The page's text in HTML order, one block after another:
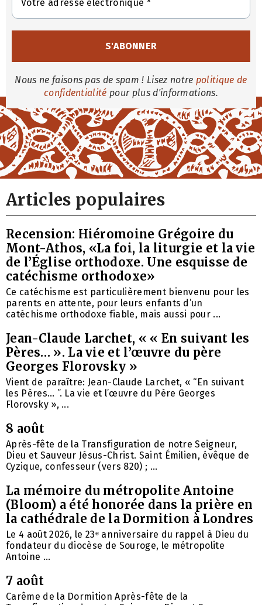
Nous ne faisons pas de spam ! Lisez notre politique de
confidentialité pour plus d'informations.
Articles populaires
Recension: Hiéromoine Grégoire du
Mont-Athos, «La foi, la liturgie et la vie
de l’Église orthodoxe. Une esquisse de
catéchisme orthodoxe»
Ce catéchisme est particulièrement bienvenu pour les
parents en attente, pour leurs enfants d’un
catéchisme orthodoxe fiable, mais aussi pour ...
Jean-Claude Larchet, « « En suivant les
Pères… ». La vie et l’œuvre du père
Georges Florovsky »
Vient de paraître: Jean-Claude Larchet, « “En suivant
les Pères… ”. La vie et l’œuvre du Père Georges
Florovsky », ...
8 août
Après-fête de la Transfiguration de notre Seigneur,
Dieu et Sauveur Jésus-Christ. Saint Émilien, évêque de
Cyzique, confesseur (vers 820) ; ...
La mémoire du métropolite Antoine
(Bloom) a été honorée dans la prière en
la cathédrale de la Dormition à Londres
Le 4 août 2026, le 23ᵉ anniversaire du rappel à Dieu du
fondateur du diocèse de Souroge, le métropolite
Antoine ...
7 août
Carême de la Dormition Après-fête de la